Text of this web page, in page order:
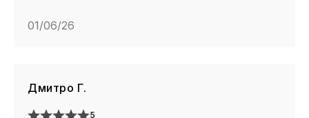
01/06/26
Дмитро Г.
5